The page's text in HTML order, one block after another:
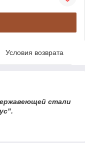
Условия возврата
стали